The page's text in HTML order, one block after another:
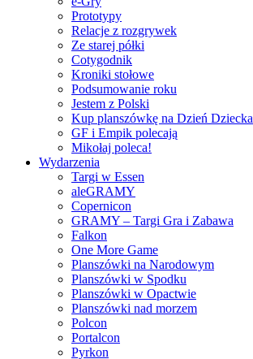
Prototypy
Relacje z rozgrywek
Ze starej półki
Cotygodnik
Kroniki stołowe
Podsumowanie roku
Jestem z Polski
Kup planszówkę na Dzień Dziecka
GF i Empik polecają
Mikołaj poleca!
Wydarzenia
Targi w Essen
aleGRAMY
Copernicon
GRAMY – Targi Gra i Zabawa
Falkon
One More Game
Planszówki na Narodowym
Planszówki w Spodku
Planszówki w Opactwie
Planszówki nad morzem
Polcon
Portalcon
Pyrkon